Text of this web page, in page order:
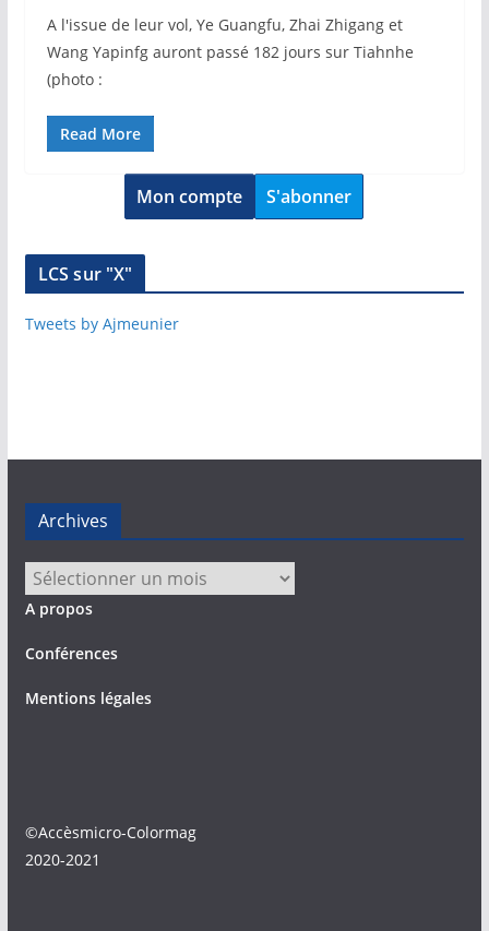
A l'issue de leur vol, Ye Guangfu, Zhai Zhigang et
Wang Yapinfg auront passé 182 jours sur Tiahnhe
(photo :
Read More
Mon compte S'abonner
LCS sur "X"
Tweets by Ajmeunier
Archives
Archives
A propos
Conférences
Mentions légales
©Accèsmicro-Colormag
2020-2021